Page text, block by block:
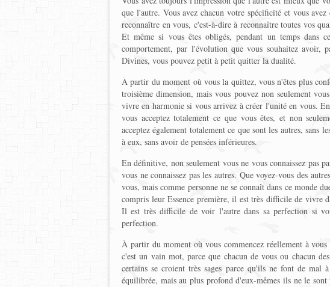
que l'autre. Vous avez chacun votre spécificité et vous
reconnaître en vous, c'est-à-dire à reconnaître toutes vos
Et même si vous êtes obligés, pendant un temps dans
comportement, par l'évolution que vous souhaitez avoir,
Divines, vous pouvez petit à petit quitter la dualité.
À partir du moment où vous la quittez, vous n'êtes plus
troisième dimension, mais vous pouvez non seulement
vivre en harmonie si vous arrivez à créer l'unité en vous.
vous acceptez totalement ce que vous êtes, et non
acceptez également totalement ce que sont les autres, sans
à eux, sans avoir de pensées inférieures.
En définitive, non seulement vous ne vous connaissez pas
vous ne connaissez pas les autres. Que voyez-vous des
vous, mais comme personne ne se connaît dans ce monde
compris leur Essence première, il est très difficile de vivre
Il est très difficile de voir l'autre dans sa perfection si
perfection.
À partir du moment où vous commencez réellement à vous
c'est un vain mot, parce que chacun de vous ou chacun
certains se croient très sages parce qu'ils ne font de mal
équilibrée, mais au plus profond d'eux-mêmes ils ne le